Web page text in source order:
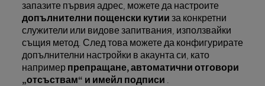
запазите първия адрес, можете да настроите
допълнителни пощенски кутии за конкретни
служители или видове запитвания, използвайки
същия метод. След това можете да конфигурирате
допълнителни настройки в акаунта си, като
например препращане, автоматични отговори
„отсъствам“ и имейл подписи